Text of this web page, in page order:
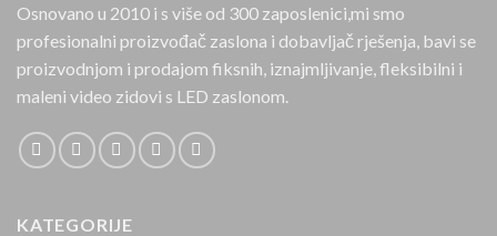
Osnovano u 2010 i s više od 300 zaposlenici,mi smo
profesionalni proizvođač zaslona i dobavljač rješenja, bavi se
proizvodnjom i prodajom fiksnih, iznajmljivanje, fleksibilni i
maleni video zidovi s LED zaslonom.
KATEGORIJE